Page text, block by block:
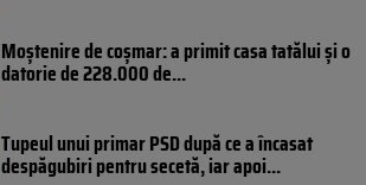
Moștenire de coșmar: a primit casa tatălui și o
datorie de 228.000 de...
Tupeul unui primar PSD după ce a încasat
despăgubiri pentru secetă, iar apoi...